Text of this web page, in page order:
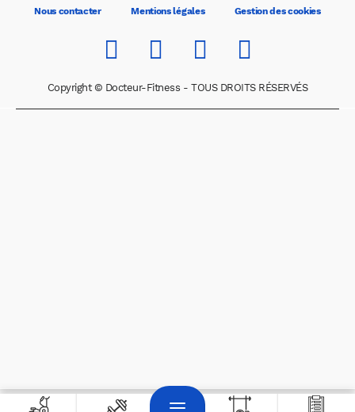
Nous contacter Mentions légales Gestion des cookies
Copyright © Docteur-Fitness - TOUS DROITS RÉSERVÉS